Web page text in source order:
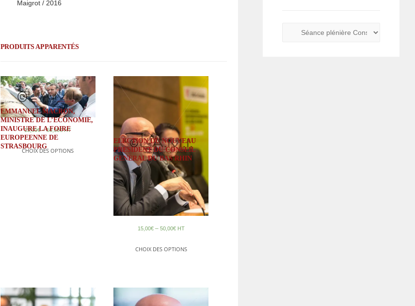
Maigrot / 2016
PRODUITS APPARENTÉS
EMMANUEL MACRON,
MINISTRE DE L’ECONOMIE,
INAUGURE LA FOIRE
EUROPEENNE DE
STRASBOURG
15,00€–50,00€ HT
CHOIX DES OPTIONS
ELECTION DU NOUVEAU
PRESIDENT DU CONSEIL
GENERAL DU BAS RHIN
15,00€– 50,00€ HT
CHOIX DES OPTIONS